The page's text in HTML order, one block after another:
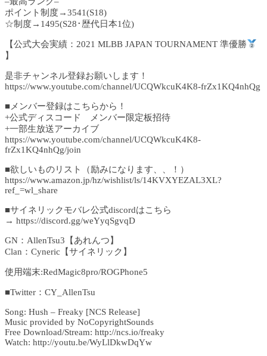
ポイント制度→3541(S18)
☆制度→1495(S28･歴代日本1位)
【公式大会実績：2021 MLBB JAPAN TOURNAMENT 準優勝
】
是非チャンネル登録お願いします！
https://www.youtube.com/channel/UCQWkcuK4K8-frZx1KQ4nhQg
■メンバー登録はこちらから！
+公式ディスコード メンバー限定板招待
+一部生放送アーカイブ
https://www.youtube.com/channel/UCQWkcuK4K8-
frZx1KQ4nhQg/join
■欲しいものリスト（励みになります、、！）
https://www.amazon.jp/hz/wishlist/ls/14KVXYEZAL3XL?
ref_=wl_share
■サイネリックモバレ公式discordはこちら
→ https://discord.gg/weYyqSgvqD
GN：AllenTsu3【あれんつ】
Clan：Cyneric【サイネリック】
使用端末:RedMagic8pro/ROGPhone5
■Twitter：CY_AllenTsu
Song: Hush – Freaky [NCS Release]
Music provided by NoCopyrightSounds
Free Download/Stream: http://ncs.io/freaky
Watch: http://youtu.be/WyLlDkwDqYw